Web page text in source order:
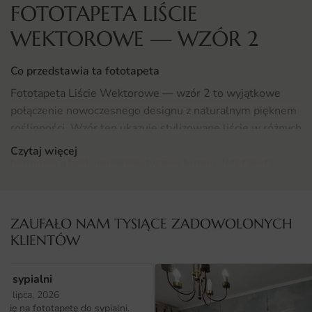
FOTOTAPETA LIŚCIE
WEKTOROWE — WZÓR 2
Co przedstawia ta fototapeta
Fototapeta Liście Wektorowe — wzór 2 to wyjątkowe
połączenie nowoczesnego designu z naturalnym pięknem
roślinności. Wzór ten ukazuje stylizowane liście w różnych
odcieniach zieleni, co wprowadza do wnętrza świeżość i
przyciąga uwagę i nadaje charakter pomieszczeniu,
tworząc przytulny, a jednocześnie elegancki klimat.
Gdzie sprawdzi się fototapeta Liście Wektorowe 2
Fototapeta Liście Wektorowe — wzór 2 jest niezwykle
uniwersalna i sprawdzi się w wielu różnych miejscach.
Czytaj więcej
ZAUFAŁO NAM TYSIĄCE ZADOWOLONYCH
KLIENTÓW
sypialni
lipca, 2026
się na fototapetę do sypialni.